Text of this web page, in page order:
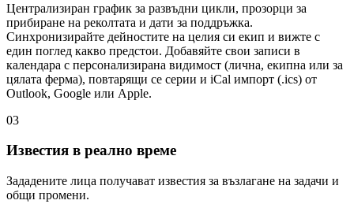
Централизиран график за развъдни цикли, прозорци за
прибиране на реколтата и дати за поддръжка.
Синхронизирайте дейностите на целия си екип и вижте с
един поглед какво предстои. Добавяйте свои записи в
календара с персонализирана видимост (лична, екипна или за
цялата ферма), повтарящи се серии и iCal импорт (.ics) от
Outlook, Google или Apple.
03
Известия в реално време
Зададените лица получават известия за възлагане на задачи и
общи промени.